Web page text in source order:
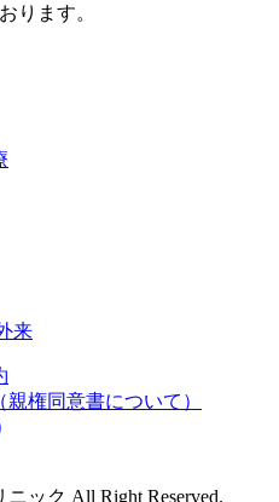
ります。
来
権同意書について）
ック All Right Reserved.